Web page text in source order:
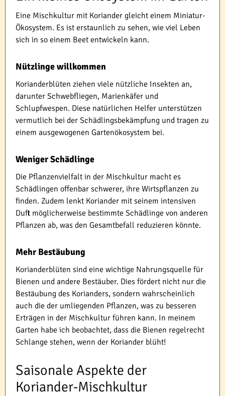
Eine Mischkultur mit Koriander gleicht einem Miniatur-
Ökosystem. Es ist erstaunlich zu sehen, wie viel Leben
sich in so einem Beet entwickeln kann.
Nützlinge willkommen
Korianderblüten ziehen viele nützliche Insekten an,
darunter Schwebfliegen, Marienkäfer und
Schlupfwespen. Diese natürlichen Helfer unterstützen
vermutlich bei der Schädlingsbekämpfung und tragen zu
einem ausgewogenen Gartenökosystem bei.
Weniger Schädlinge
Die Pflanzenvielfalt in der Mischkultur macht es
Schädlingen offenbar schwerer, ihre Wirtspflanzen zu
finden. Zudem lenkt Koriander mit seinem intensiven
Duft möglicherweise bestimmte Schädlinge von anderen
Pflanzen ab, was den Gesamtbefall reduzieren könnte.
Mehr Bestäubung
Korianderblüten sind eine wichtige Nahrungsquelle für
Bienen und andere Bestäuber. Dies fördert nicht nur die
Bestäubung des Korianders, sondern wahrscheinlich
auch die der umliegenden Pflanzen, was zu besseren
Erträgen in der Mischkultur führen kann. In meinem
Garten habe ich beobachtet, dass die Bienen regelrecht
Schlange stehen, wenn der Koriander blüht!
Saisonale Aspekte der
Koriander-Mischkultur